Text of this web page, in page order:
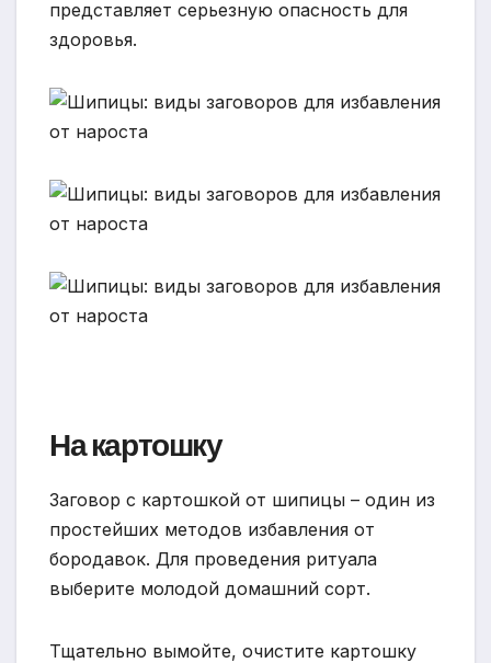
представляет серьезную опасность для
здоровья.
На картошку
Заговор с картошкой от шипицы – один из
простейших методов избавления от
бородавок. Для проведения ритуала
выберите молодой домашний сорт.
Тщательно вымойте, очистите картошку